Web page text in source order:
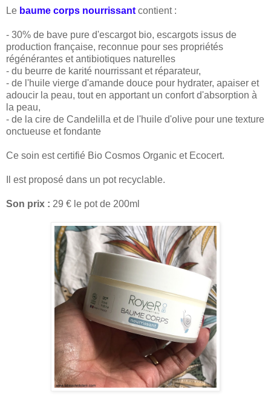
Le baume corps nourrissant contient :
- 30% de bave pure d'escargot bio, escargots issus de
production française, reconnue pour ses propriétés
régénérantes et antibiotiques naturelles
- du beurre de karité nourrissant et réparateur,
- de l'huile vierge d'amande douce pour hydrater, apaiser et
adoucir la peau, tout en apportant un confort d'absorption à
la peau,
- de la cire de Candelilla et de l'huile d'olive pour une texture
onctueuse et fondante
Ce soin est certifié Bio Cosmos Organic et Ecocert.
Il est proposé dans un pot recyclable.
Son prix : 29 € le pot de 200ml